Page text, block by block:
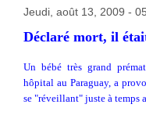
Jeudi, août 13, 2009 -
Déclaré mort, il
Un bébé très grand
hôpital au Paraguay, a
se "réveillant" juste à temps